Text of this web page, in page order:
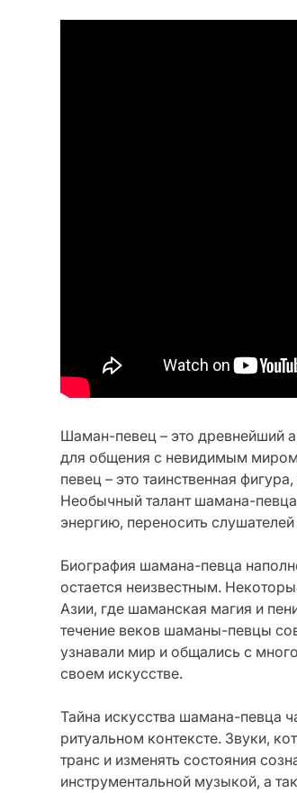
Шаман-певец – это древнейший
для общения с невидимым миром
певец – это таинственная
Необычный талант шамана-
энергию, переносить
Биография шамана-певца
остается неизвестным.
Азии, где шаманская магия и
течение веков шаманы-певцы
узнавали мир и общались с
своем искусстве.
Тайна искусства шамана-певца
ритуальном контексте. Звуки,
транс и изменять состояния
инструментальной музыкой, а